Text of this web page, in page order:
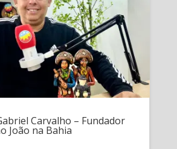
Carvalho – Fundador
João na Bahia